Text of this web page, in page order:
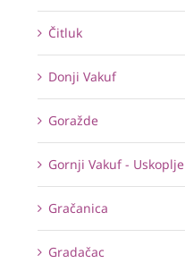
Čitluk
Donji Vakuf
Goražde
Gornji Vakuf - Uskoplje
Gračanica
Gradačac